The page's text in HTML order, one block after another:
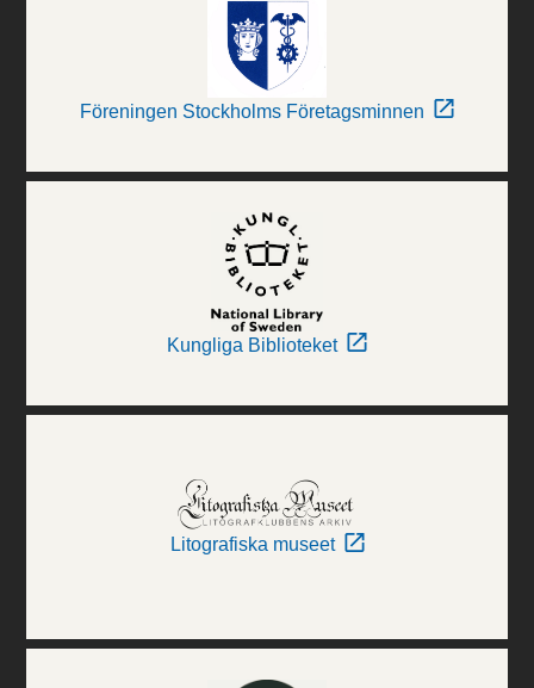
Föreningen Stockholms Företagsminnen
Kungliga Biblioteket
Litografiska museet